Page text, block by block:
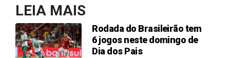
LEIA MAIS
Rodada do Brasileirão tem
6 jogos neste domingo de
Dia dos Pais